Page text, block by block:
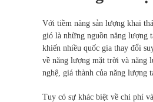
Với tiềm năng sản lượng khai
gió là những nguồn năng lượng
khiến nhiều quốc gia thay đổi
về năng lượng mặt trời và năng
nghệ, giá thành của năng lượng
Tuy có sự khác biệt về chi phí